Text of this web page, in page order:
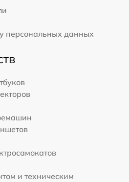
персональных данных
и техническим